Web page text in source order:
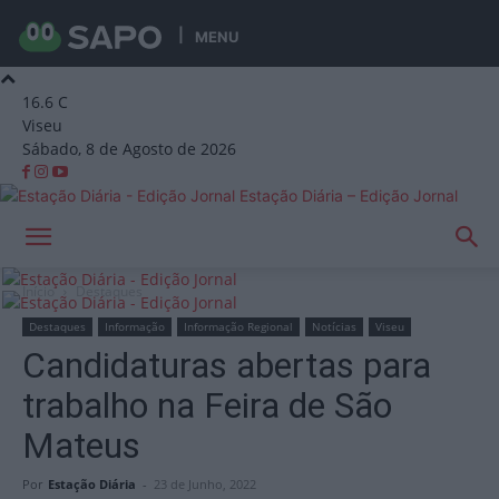
MENU
16.6 C
Viseu
Sábado, 8 de Agosto de 2026
Estação Diária – Edição Jornal
Início Destaques
Destaques Informação Informação Regional Notícias Viseu
Candidaturas abertas para
trabalho na Feira de São
Mateus
Por Estação Diária - 23 de Junho, 2022